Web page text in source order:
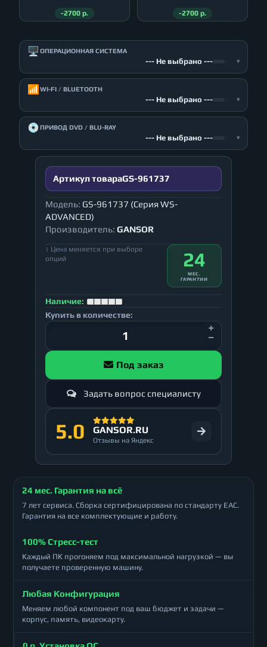
-2700 р. -2700 р.
🖥️ ОПЕРАЦИОННАЯ СИСТЕМА
--- Не выбрано --- ▾
📶 WI-FI / BLUETOOTH
--- Не выбрано --- ▾
💿ПРИВОД DVD / BLU-RAY
--- Не выбрано --- ▾
Артикул товараGS-961737
Модель: GS-961737 (Серия WS-
ADVANCED)
Производитель: GANSOR
↕ Цена меняется при выборе
опций
24
МЕС.
ГАРАНТИИ
Наличие:
Купить в количестве:
Под заказ
Задать вопрос специалисту
5.0 GANSOR.RU
Отзывы на Яндекс
24 мес. Гарантия на всё
7 лет сервиса. Сборка сертифицирована по стандарту ЕАС.
Гарантия на все комплектующие и работу.
100% Стресс-тест
Каждый ПК прогоняем под максимальной нагрузкой — вы
получаете проверенную машину.
Любая Конфигурация
Меняем любой компонент под ваш бюджет и задачи —
корпус, память, видеокарту.